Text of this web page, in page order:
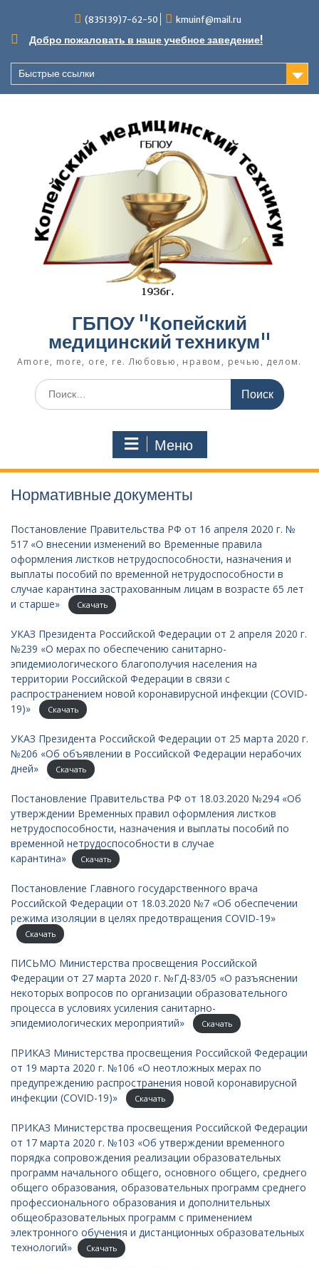
содержимому
(835139)7-62-50 kmuinf@mail.ru
Добро пожаловать в наше учебное заведение!
Быстрые ссылки
ГБПОУ "Копейский
медицинский техникум"
Amore, more, ore, re. Любовью, нравом, речью, делом.
Поиск
по:
Меню
Нормативные документы
Постановление Правительства РФ от 16 апреля 2020 г. №
517 «О внесении изменений во Временные правила
оформления листков нетрудоспособности, назначения и
выплаты пособий по временной нетрудоспособности в
случае карантина застрахованным лицам в возрасте 65 лет
и старше»
Скачать
УКАЗ Президента Российской Федерации от 2 апреля 2020 г.
№239 «О мерах по обеспечению санитарно-
эпидемиологического благополучия населения на
территории Российской Федерации в связи с
распространением новой коронавирусной инфекции (COVID-
19)»
Скачать
УКАЗ Президента Российской Федерации от 25 марта 2020 г.
№206 «Об объявлении в Российской Федерации нерабочих
дней»
Скачать
Постановление Правительства РФ от 18.03.2020 №294 «Об
утверждении Временных правил оформления листков
нетрудоспособности, назначения и выплаты пособий по
временной нетрудоспособности в случае
карантина»
Скачать
Постановление Главного государственного врача
Российской Федерации от 18.03.2020 №7 «Об обеспечении
режима изоляции в целях предотвращения COVID-19»
Скачать
ПИСЬМО Министерства просвещения Российской
Федерации от 27 марта 2020 г. №ГД-83/05 «О разъяснении
некоторых вопросов по организации образовательного
процесса в условиях усиления санитарно-
эпидемиологических мероприятий»
Скачать
ПРИКАЗ Министерства просвещения Российской Федерации
от 19 марта 2020 г. №106 «О неотложных мерах по
предупреждению распространения новой коронавирусной
инфекции (COVID-19)»
Скачать
ПРИКАЗ Министерства просвещения Российской Федерации
от 17 марта 2020 г. №103 «Об утверждении временного
порядка сопровождения реализации образовательных
программ начального общего, основного общего, среднего
общего образования, образовательных программ среднего
профессионального образования и дополнительных
общеобразовательных программ с применением
электронного обучения и дистанционных образовательных
технологий»
Скачать